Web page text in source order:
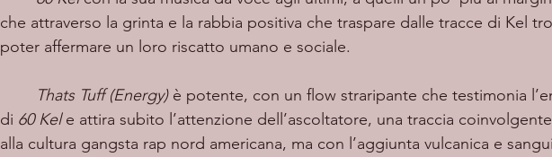
che attraverso la grinta e la rabbia positiva che traspare dalle tracce di Kel
poter affermare un loro riscatto umano e sociale.
Thats Tuff (Energy) è potente, con un flow straripante che testimonia
di 60 Kel e attira subito l’attenzione dell’ascoltatore, una traccia
alla cultura gangsta rap nord americana, ma con l’aggiunta vulcanica e